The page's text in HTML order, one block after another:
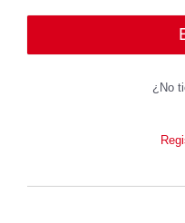
¿No